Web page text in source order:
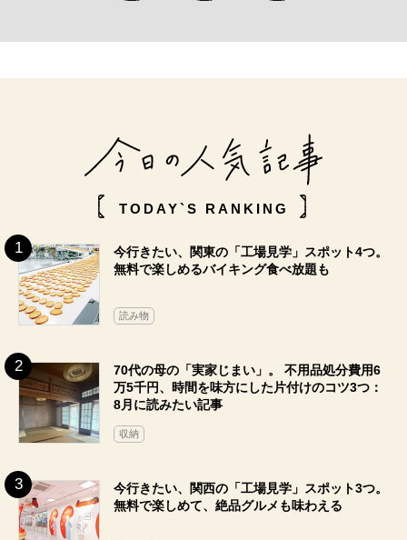
TODAY`S RANKING
今行きたい、関東の「工場見学」スポット4つ。
無料で楽しめるバイキング食べ放題も
読み物
70代の母の「実家じまい」。 不用品処分費用6
万5千円、時間を味方にした片付けのコツ3つ：
8月に読みたい記事
収納
今行きたい、関西の「工場見学」スポット3つ。
無料で楽しめて、絶品グルメも味わえる